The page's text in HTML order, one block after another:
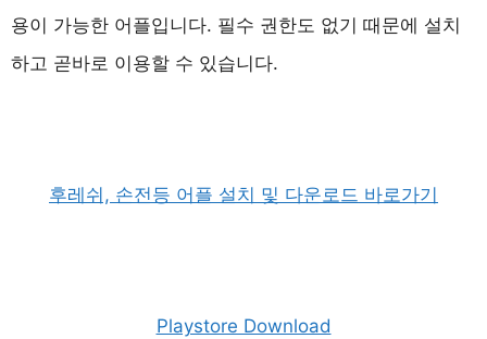
용이 가능한 어플입니다. 필수 권한도 없기 때문에 설치
하고 곧바로 이용할 수 있습니다.
후레쉬, 손전등 어플 설치 및 다운로드 바로가기
Playstore Download